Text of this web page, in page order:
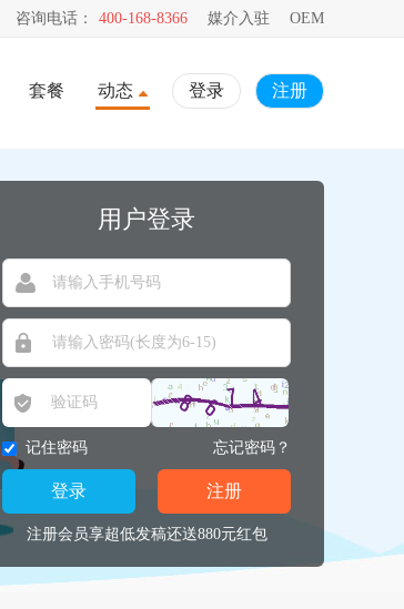
咨询电话： 400-168-8366 媒介入驻 OEM
套餐 动态 登录 注册
用户登录
忘记密码？
记住密码
注册会员享超低发稿还送880元红包